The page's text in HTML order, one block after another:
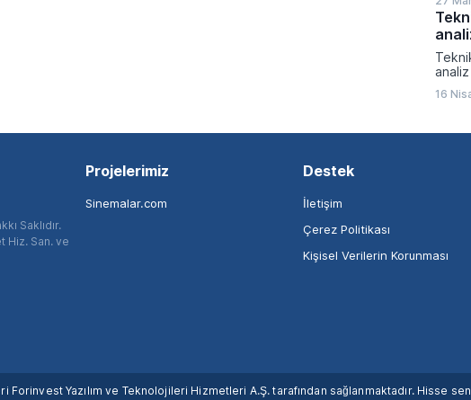
16
Saklıdır.
Hiz. San. ve
Projelerimiz
Sinemalar.com
Destek
İletişim
Çerez Politikası
Kişisel Verilerin Korunması
Forinvest Yazılım ve Teknolojileri Hizmetleri A.Ş. tarafından sağlanmaktadır. Hisse